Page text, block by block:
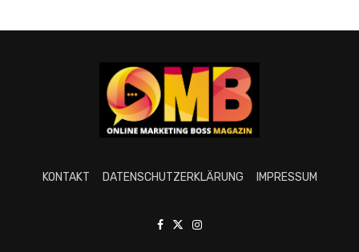
KONTAKT DATENSCHUTZERKLÄRUNG IMPRESSUM